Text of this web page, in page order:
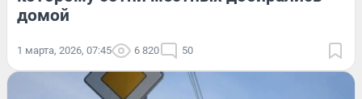
домой
1 марта, 2026, 07:45 6 820 50